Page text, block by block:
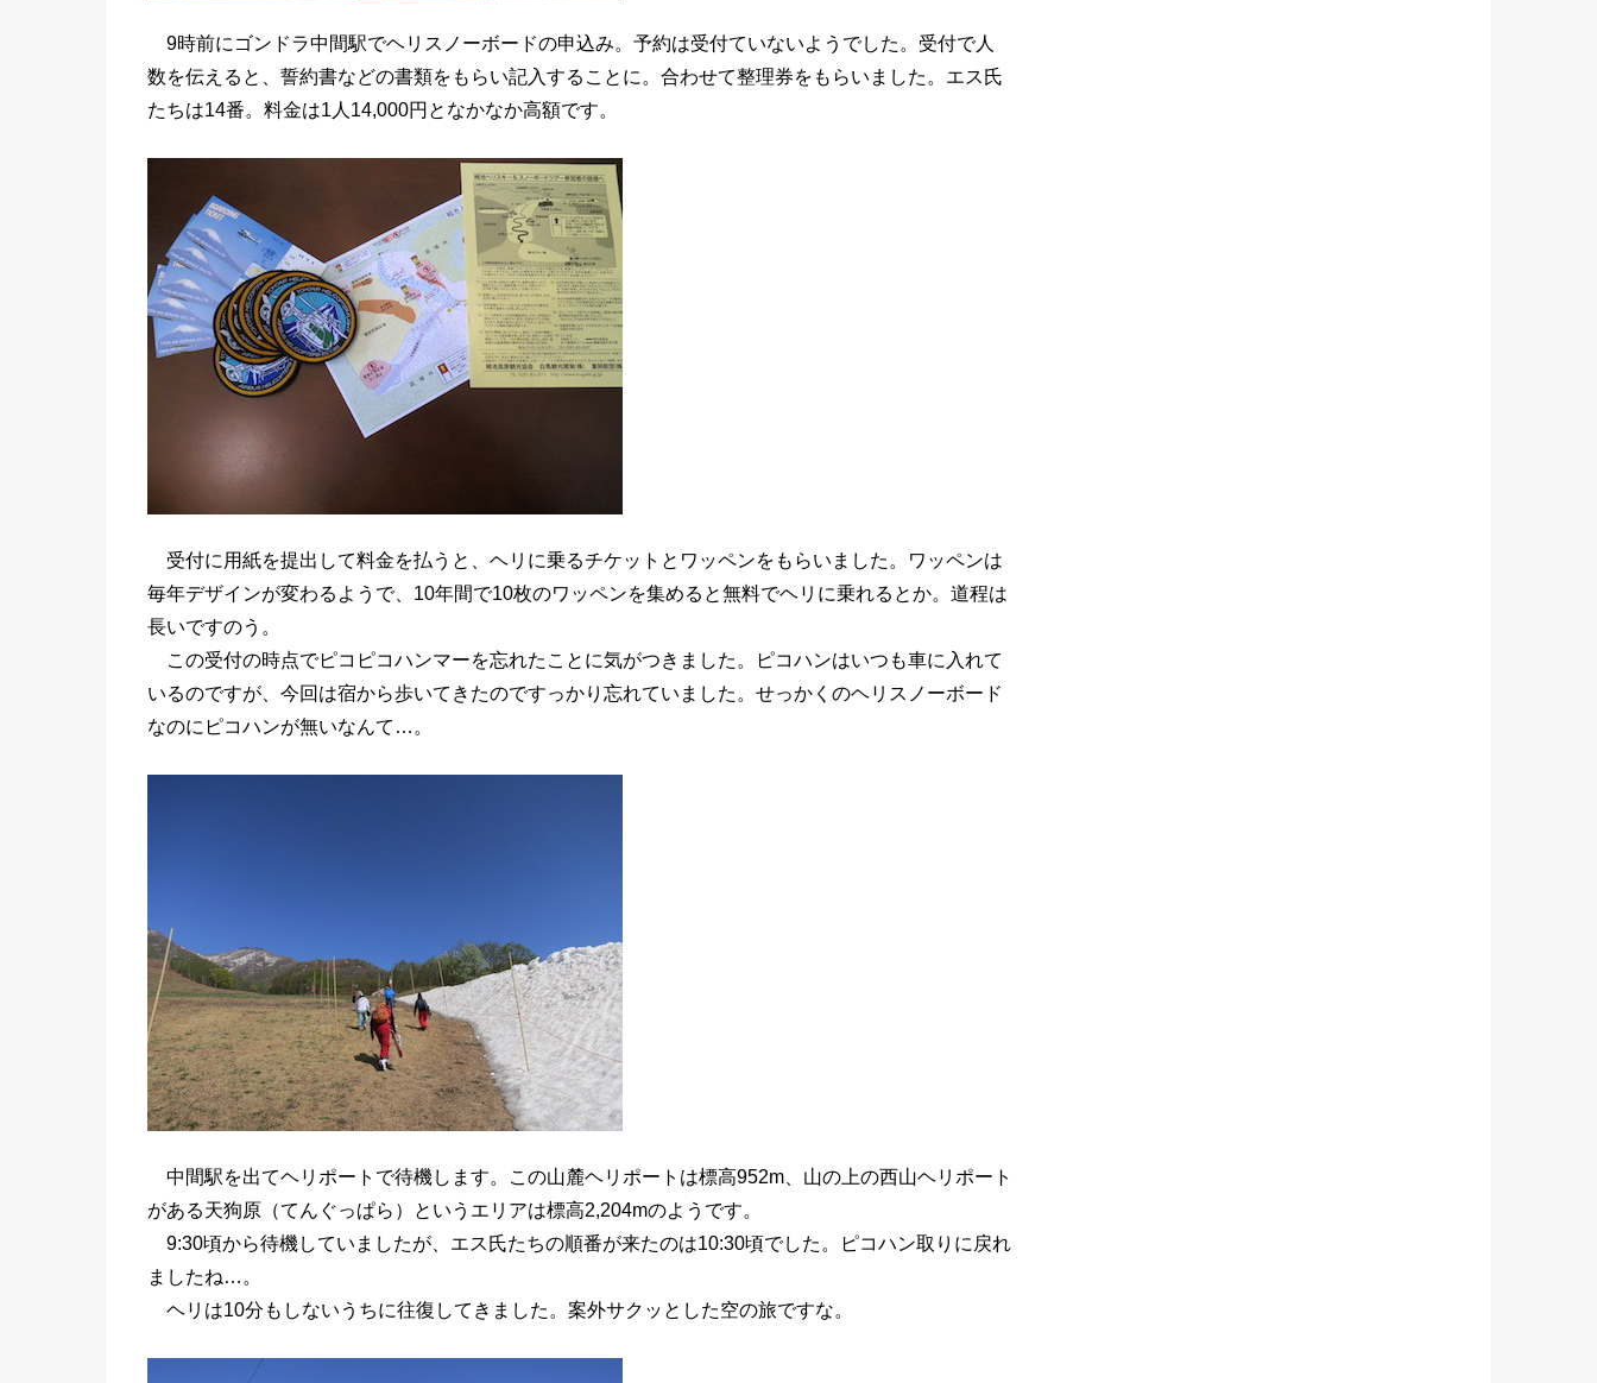
9時前にゴンドラ中間駅でヘリスノーボードの申込み。予約は受付ていないようでした。受付で人
数を伝えると、誓約書などの書類をもらい記入することに。合わせて整理券をもらいました。エス氏
たちは14番。料金は1人14,000円となかなか高額です。
受付に用紙を提出して料金を払うと、ヘリに乗るチケットとワッペンをもらいました。ワッペンは
毎年デザインが変わるようで、10年間で10枚のワッペンを集めると無料でヘリに乗れるとか。道程は
長いですのう。
この受付の時点でピコピコハンマーを忘れたことに気がつきました。ピコハンはいつも車に入れて
いるのですが、今回は宿から歩いてきたのですっかり忘れていました。せっかくのヘリスノーボード
なのにピコハンが無いなんて…。
中間駅を出てヘリポートで待機します。この山麓ヘリポートは標高952m、山の上の西山ヘリポート
がある天狗原（てんぐっぱら）というエリアは標高2,204mのようです。
9:30頃から待機していましたが、エス氏たちの順番が来たのは10:30頃でした。ピコハン取りに戻れ
ましたね…。
ヘリは10分もしないうちに往復してきました。案外サクッとした空の旅ですな。